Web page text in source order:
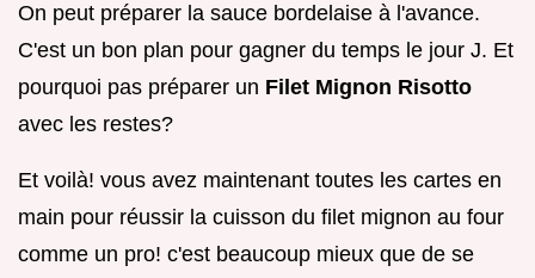
On peut préparer la sauce bordelaise à l'avance.
C'est un bon plan pour gagner du temps le jour J. Et
pourquoi pas préparer un Filet Mignon Risotto
avec les restes?
Et voilà! vous avez maintenant toutes les cartes en
main pour réussir la cuisson du filet mignon au four
comme un pro! c'est beaucoup mieux que de se